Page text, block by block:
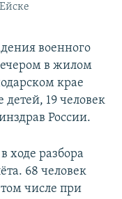
военного
в жилом
крае
детей, 19 человек
России.
ходе разбора
68 человек
числе при